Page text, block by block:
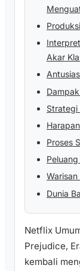
Akar
Strategi
Proses
Dunia
Netflix
Prejudice,
kembali